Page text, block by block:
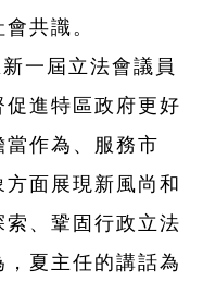
共識。
一屆立法會議員
進特區政府更好
作為、服務市
面展現新風尚和
、鞏固行政立法
夏主任的講話為